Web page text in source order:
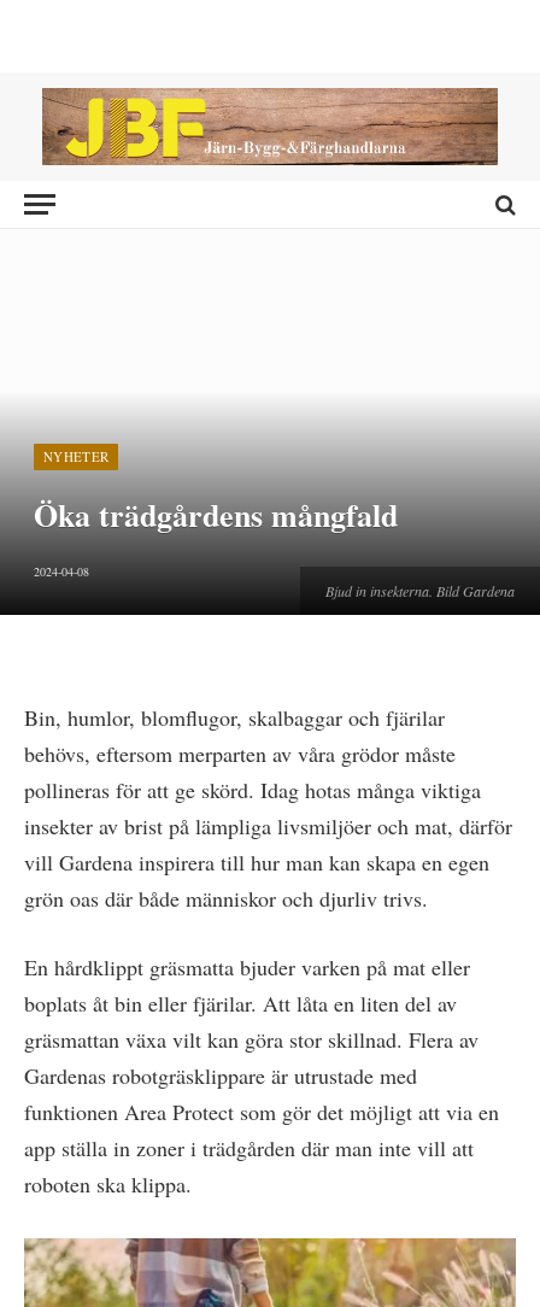
Bjud in insekterna. Bild Gardena
NYHETER
Öka trädgårdens mångfald
2024-04-08
Bin, humlor, blomflugor, skalbaggar och fjärilar
behövs, eftersom merparten av våra grödor måste
pollineras för att ge skörd. Idag hotas många viktiga
insekter av brist på lämpliga livsmiljöer och mat, därför
vill Gardena inspirera till hur man kan skapa en egen
grön oas där både människor och djurliv trivs.
En hårdklippt gräsmatta bjuder varken på mat eller
boplats åt bin eller fjärilar. Att låta en liten del av
gräsmattan växa vilt kan göra stor skillnad. Flera av
Gardenas robotgräsklippare är utrustade med
funktionen Area Protect som gör det möjligt att via en
app ställa in zoner i trädgården där man inte vill att
roboten ska klippa.